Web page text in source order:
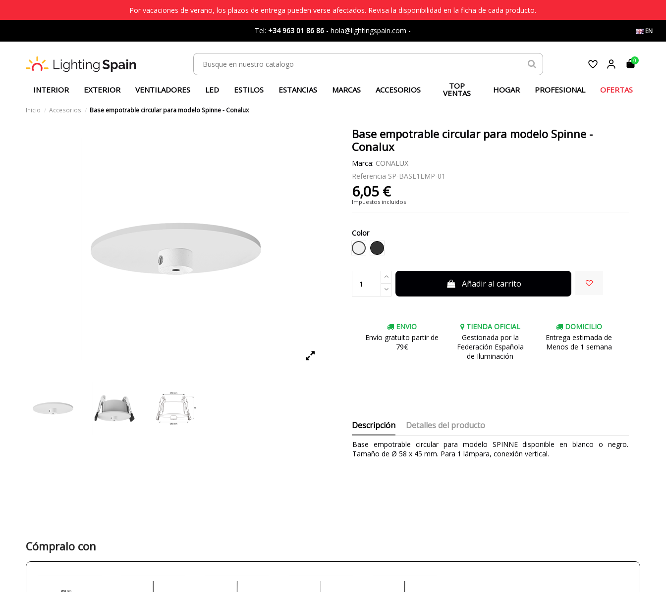
Por vacaciones de verano, los plazos de entrega pueden verse afectados. Revisa la disponibilidad en la ficha de cada producto.
Tel: +34 963 01 86 86 - hola@lightingspain.com - EN
0
INTERIOR EXTERIOR VENTILADORES LED ESTILOS ESTANCIAS MARCAS ACCESORIOS TOP
VENTAS HOGAR PROFESIONAL OFERTAS
Inicio Accesorios Base empotrable circular para modelo Spinne - Conalux
Base empotrable circular para modelo Spinne -
Conalux
Marca: CONALUX
Referencia SP-BASE1EMP-01
6,05 €
Impuestos incluidos
Color
Blanco Negro
Añadir al carrito
ENVIO
Envío gratuito partir de
79€
TIENDA OFICIAL
Gestionada por la
Federación Española
de Iluminación
DOMICILIO
Entrega estimada de
Menos de 1 semana
Descripción Detalles del producto
Base empotrable circular para modelo SPINNE disponible en blanco o negro.
Tamaño de Ø 58 x 45 mm. Para 1 lámpara, conexión vertical.
Plazo de Envío
Menos de 1 semana
Cómpralo con